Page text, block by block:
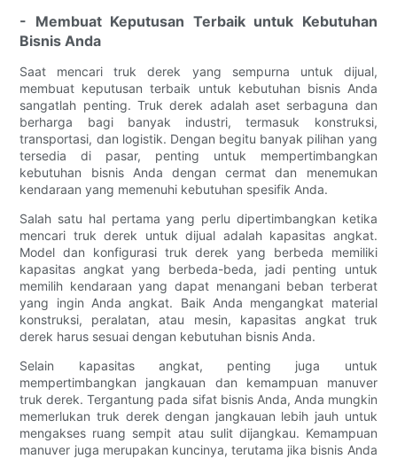
- Membuat Keputusan Terbaik untuk Kebutuhan
Bisnis Anda
Saat mencari truk derek yang sempurna untuk dijual,
membuat keputusan terbaik untuk kebutuhan bisnis Anda
sangatlah penting. Truk derek adalah aset serbaguna dan
berharga bagi banyak industri, termasuk konstruksi,
transportasi, dan logistik. Dengan begitu banyak pilihan yang
tersedia di pasar, penting untuk mempertimbangkan
kebutuhan bisnis Anda dengan cermat dan menemukan
kendaraan yang memenuhi kebutuhan spesifik Anda.
Salah satu hal pertama yang perlu dipertimbangkan ketika
mencari truk derek untuk dijual adalah kapasitas angkat.
Model dan konfigurasi truk derek yang berbeda memiliki
kapasitas angkat yang berbeda-beda, jadi penting untuk
memilih kendaraan yang dapat menangani beban terberat
yang ingin Anda angkat. Baik Anda mengangkat material
konstruksi, peralatan, atau mesin, kapasitas angkat truk
derek harus sesuai dengan kebutuhan bisnis Anda.
Selain kapasitas angkat, penting juga untuk
mempertimbangkan jangkauan dan kemampuan manuver
truk derek. Tergantung pada sifat bisnis Anda, Anda mungkin
memerlukan truk derek dengan jangkauan lebih jauh untuk
mengakses ruang sempit atau sulit dijangkau. Kemampuan
manuver juga merupakan kuncinya, terutama jika bisnis Anda